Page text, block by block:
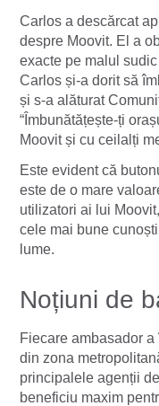
Carlos a descărcat
despre Moovit. El a
exacte pe malul
Carlos și-a dorit să
și s-a alăturat
“Îmbunătățește-ți
Moovit și cu ceilalți
Este evident că
este de o mare
utilizatori ai lui
cele mai bune
lume.
Noțiuni de
Fiecare ambasador
din zona
principalele agenții
beneficiu maxim